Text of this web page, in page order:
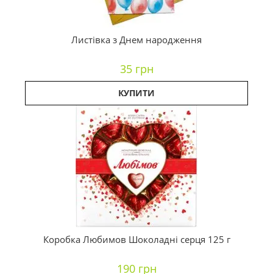
Листівка з Днем народження
35 грн
КУПИТИ
Коробка Любимов Шоколадні серця 125 г
190 грн